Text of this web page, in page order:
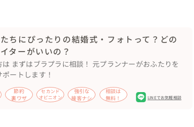
+-+-+-+-+-+-+-+-+-+-+-+-+-+
カー、フラッシュインタビューゾーン を効率よく周
ちにぴったりの結婚式・フォトって？どの
ターがいいの？
は まずはブラプラに相談！ 元プランナーがおふたりを
ートします！
節約
裏ワザ
セカンド
オピニオン
強引な
接客ナシ
相談は
無料！
LINEでお気軽相談